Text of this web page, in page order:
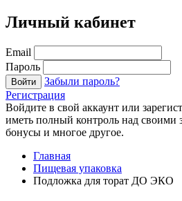
Личный кабинет
Email
Пароль
Войти
Забыли пароль?
Регистрация
Войдите в свой аккаунт или
иметь полный контроль над своими
бонусы и многое другое.
Главная
Пищевая упаковка
Подложка для торат ДО ЭКО